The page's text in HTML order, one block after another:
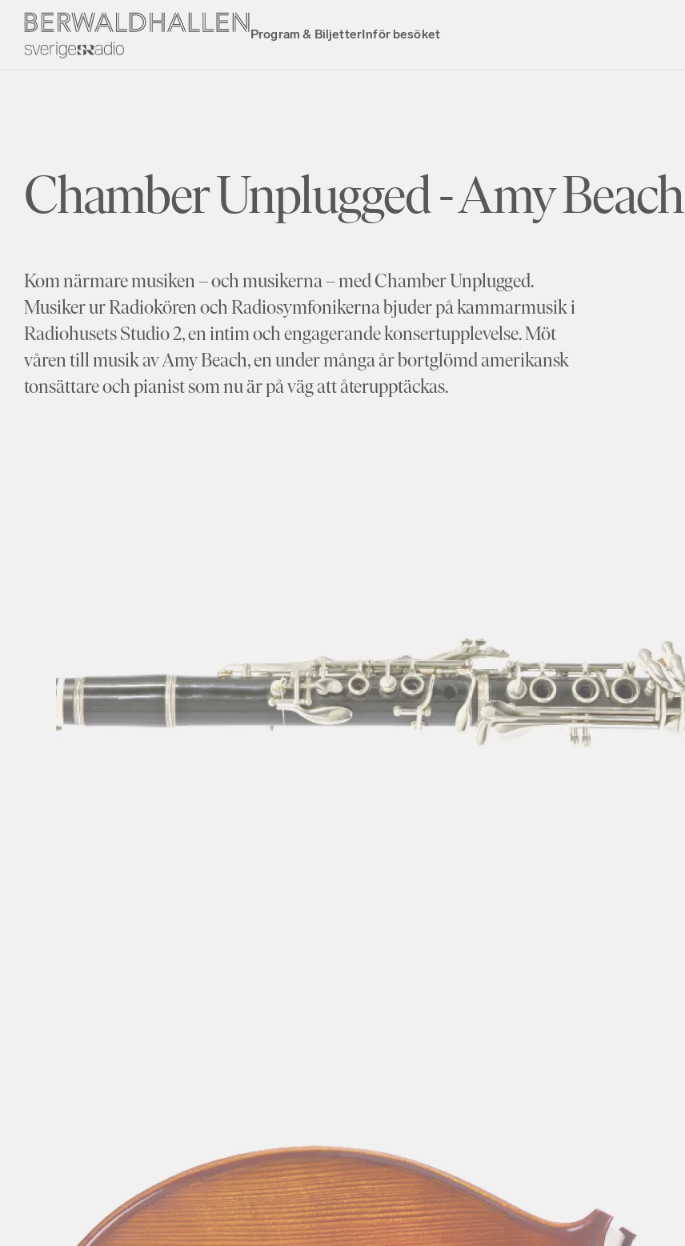
Program & BiljetterInför besöket
Chamber Unplugged - Amy Beach
Kom närmare musiken – och musikerna – med Chamber Unplugged.
Musiker ur Radiokören och Radiosymfonikerna bjuder på kammarmusik i
Radiohusets Studio 2, en intim och engagerande konsertupplevelse. Möt
våren till musik av Amy Beach, en under många år bortglömd amerikansk
tonsättare och pianist som nu är på väg att återupptäckas.